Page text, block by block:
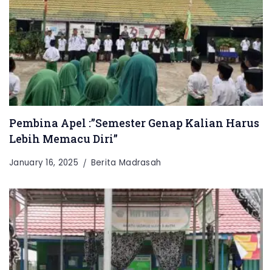
Pembina Apel :”Semester Genap Kalian Harus
Lebih Memacu Diri”
January 16, 2025 Berita Madrasah